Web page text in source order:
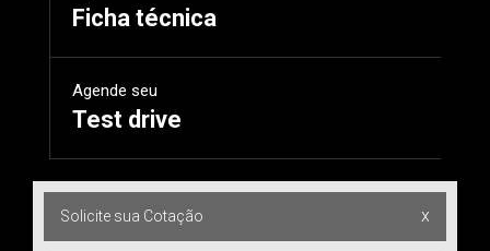
Ficha técnica
Agende seu
Test drive
Solicite sua Cotação x